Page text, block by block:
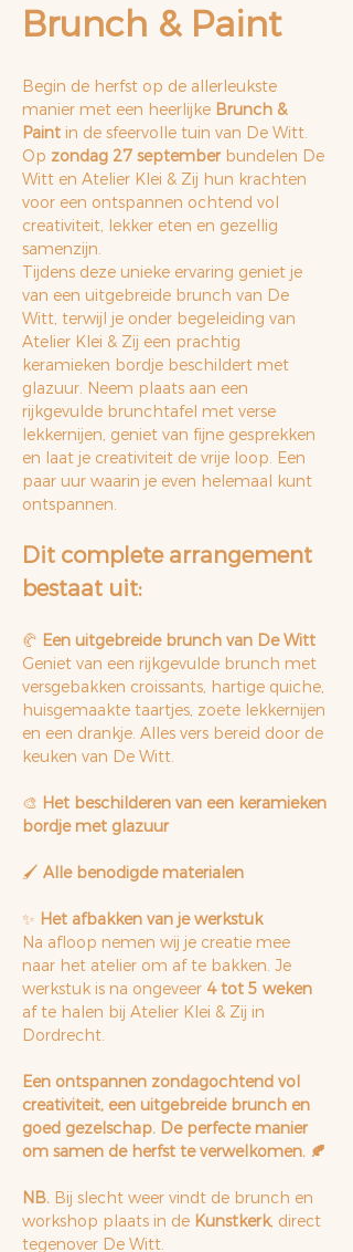
Brunch & Paint
Begin de herfst op de allerleukste
manier met een heerlijke Brunch &
Paint in de sfeervolle tuin van De Witt.
Op zondag 27 september bundelen De
Witt en Atelier Klei & Zij hun krachten
voor een ontspannen ochtend vol
creativiteit, lekker eten en gezellig
samenzijn.
Tijdens deze unieke ervaring geniet je
van een uitgebreide brunch van De
Witt, terwijl je onder begeleiding van
Atelier Klei & Zij een prachtig
keramieken bordje beschildert met
glazuur. Neem plaats aan een
rijkgevulde brunchtafel met verse
lekkernijen, geniet van fijne gesprekken
en laat je creativiteit de vrije loop. Een
paar uur waarin je even helemaal kunt
ontspannen.
Dit complete arrangement
bestaat uit:
🥐 Een uitgebreide brunch van De Witt
Geniet van een rijkgevulde brunch met
versgebakken croissants, hartige quiche,
huisgemaakte taartjes, zoete lekkernijen
en een drankje. Alles vers bereid door de
keuken van De Witt.
🎨 Het beschilderen van een keramieken
bordje met glazuur
🖌 Alle benodigde materialen
✨ Het afbakken van je werkstuk
Na afloop nemen wij je creatie mee
naar het atelier om af te bakken. Je
werkstuk is na ongeveer 4 tot 5 weken
af te halen bij Atelier Klei & Zij in
Dordrecht.
Een ontspannen zondagochtend vol
creativiteit, een uitgebreide brunch en
goed gezelschap. De perfecte manier
om samen de herfst te verwelkomen. 🍂
NB. Bij slecht weer vindt de brunch en
workshop plaats in de Kunstkerk, direct
tegenover De Witt.